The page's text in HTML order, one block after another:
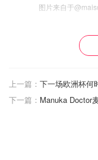
图片来自于
淡淡的胡椒香气使
支香闻起来更丰富
前调：Spritz香气、
上一篇：
下一篇：